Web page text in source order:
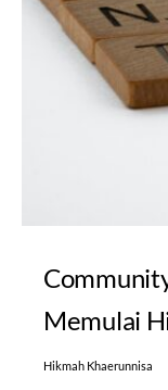
Memulai
Hikmah Khaerunnisa